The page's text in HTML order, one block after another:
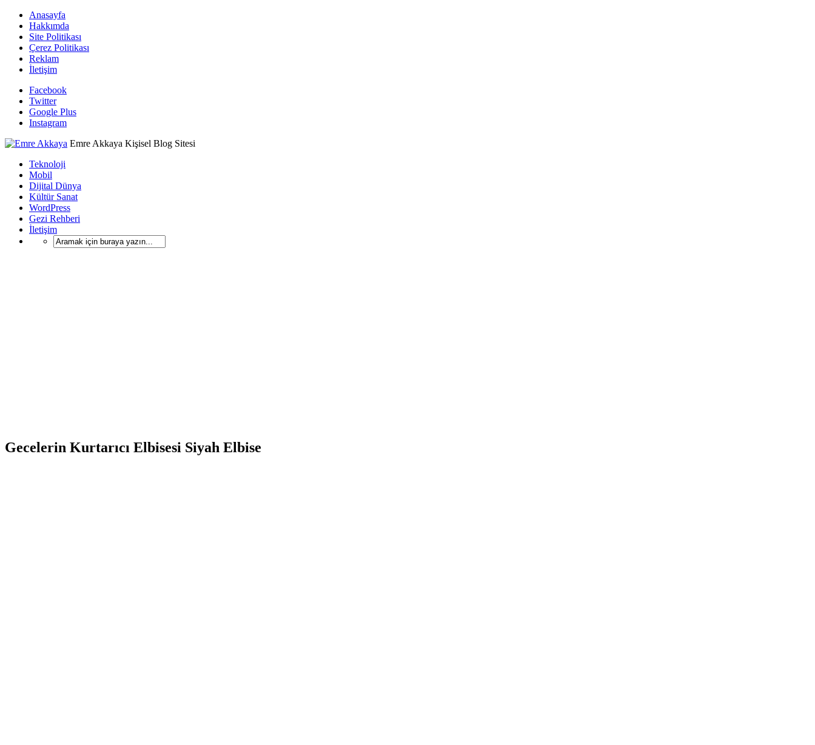
Anasayfa
Hakkımda
Site Politikası
Çerez Politikası
Reklam
İletişim
Facebook
Twitter
Google Plus
Instagram
Emre Akkaya Kişisel Blog Sitesi
Teknoloji
Mobil
Dijital Dünya
Kültür Sanat
WordPress
Gezi Rehberi
İletişim
Gecelerin Kurtarıcı Elbisesi Siyah Elbise